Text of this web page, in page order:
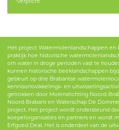
*verplicht
Het project Watermolenlandschappen en
praktijk hoe historische
om water in droge perioden vast te
kunnen historische beeklandschappen
gebeurt op drie Brabantse
kennisontwikkelings- en
getrokken door Molenstichting Noord-
Noord-Brabant en Waterschap De
project. Het project wordt ondersteund
koepelorganisaties en partners en wordt
Erfgoed Deal. Het is onderdeel van de